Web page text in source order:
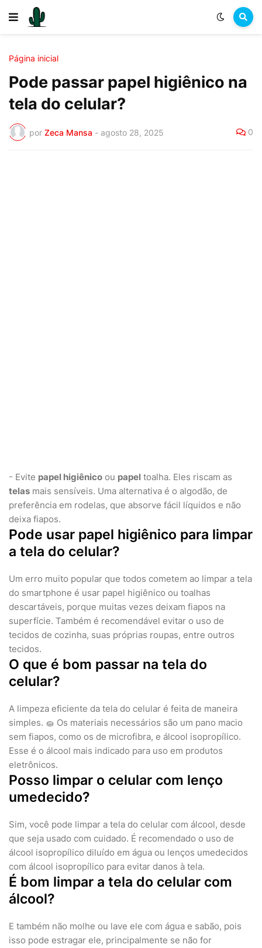
Página inicial
Pode passar papel higiênico na
tela do celular?
por Zeca Mansa - agosto 28, 2025 0
- Evite papel higiênico ou papel toalha. Eles riscam as
telas mais sensíveis. Uma alternativa é o algodão, de
preferência em rodelas, que absorve fácil líquidos e não
deixa fiapos.
Pode usar papel higiênico para limpar
a tela do celular?
Um erro muito popular que todos cometem ao limpar a tela
do smartphone é usar papel higiênico ou toalhas
descartáveis, porque muitas vezes deixam fiapos na
superfície. Também é recomendável evitar o uso de
tecidos de cozinha, suas próprias roupas, entre outros
tecidos.
O que é bom passar na tela do
celular?
A limpeza eficiente da tela do celular é feita de maneira
simples. 🧽 Os materiais necessários são um pano macio
sem fiapos, como os de microfibra, e álcool isopropílico.
Esse é o álcool mais indicado para uso em produtos
eletrônicos.
Posso limpar o celular com lenço
umedecido?
Sim, você pode limpar a tela do celular com álcool, desde
que seja usado com cuidado. É recomendado o uso de
álcool isopropílico diluído em água ou lenços umedecidos
com álcool isopropílico para evitar danos à tela.
É bom limpar a tela do celular com
álcool?
E também não molhe ou lave ele com água e sabão, pois
isso pode estragar ele, principalmente se não for